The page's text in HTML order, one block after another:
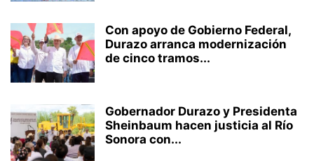
Con apoyo de Gobierno Federal,
Durazo arranca modernización
de cinco tramos...
Gobernador Durazo y Presidenta
Sheinbaum hacen justicia al Río
Sonora con...